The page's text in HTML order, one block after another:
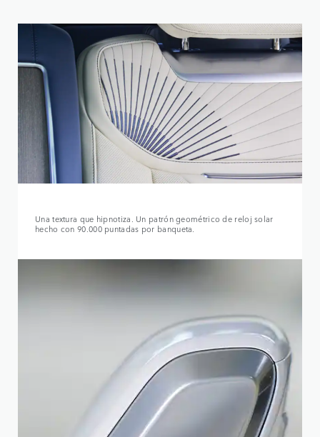
Una textura que hipnotiza. Un patrón geométrico de reloj solar
hecho con 90.000 puntadas por banqueta.